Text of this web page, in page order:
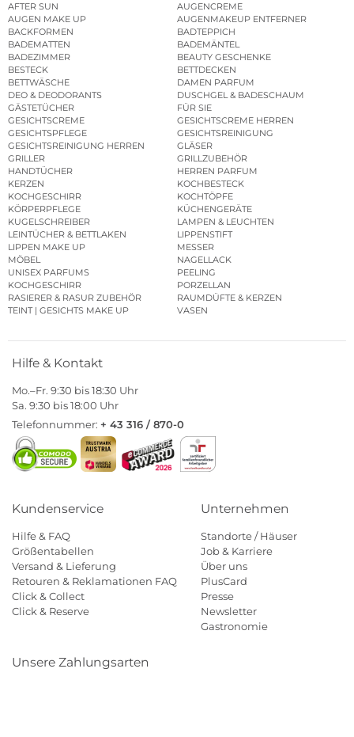
AFTER SUN
AUGENCREME
AUGEN MAKE UP
AUGENMAKEUP ENTFERNER
BACKFORMEN
BADTEPPICH
BADEMATTEN
BADEMÄNTEL
BADEZIMMER
BEAUTY GESCHENKE
BESTECK
BETTDECKEN
BETTWÄSCHE
DAMEN PARFUM
DEO & DEODORANTS
DUSCHGEL & BADESCHAUM
GÄSTETÜCHER
FÜR SIE
GESICHTSCREME
GESICHTSCREME HERREN
GESICHTSPFLEGE
GESICHTSREINIGUNG
GESICHTSREINIGUNG HERREN
GLÄSER
GRILLER
GRILLZUBEHÖR
HANDTÜCHER
HERREN PARFUM
KERZEN
KOCHBESTECK
KOCHGESCHIRR
KOCHTÖPFE
KÖRPERPFLEGE
KÜCHENGERÄTE
KUGELSCHREIBER
LAMPEN & LEUCHTEN
LEINTÜCHER & BETTLAKEN
LIPPENSTIFT
LIPPEN MAKE UP
MESSER
MÖBEL
NAGELLACK
UNISEX PARFUMS
PEELING
KOCHGESCHIRR
PORZELLAN
RASIERER & RASUR ZUBEHÖR
RAUMDÜFTE & KERZEN
TEINT | GESICHTS MAKE UP
VASEN
Hilfe & Kontakt
Mo.–Fr. 9:30 bis 18:30 Uhr
Sa. 9:30 bis 18:00 Uhr
Telefonnummer: + 43 316 / 870-0
Kundenservice
Hilfe & FAQ
Größentabellen
Versand & Lieferung
Retouren & Reklamationen FAQ
Click & Collect
Click & Reserve
Unternehmen
Standorte / Häuser
Job & Karriere
Über uns
PlusCard
Presse
Newsletter
Gastronomie
Unsere Zahlungsarten